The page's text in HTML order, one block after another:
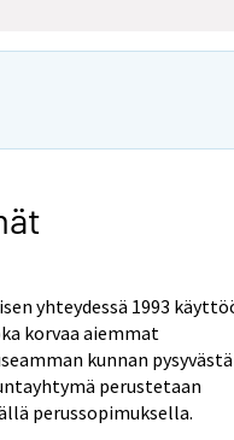
yhteydessä 1993
korvaa aiemmat
kunnan pysyvästä
perustetaan
perussopimuksella.